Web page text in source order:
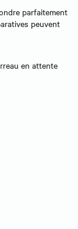
parfaitement
peuvent
en attente